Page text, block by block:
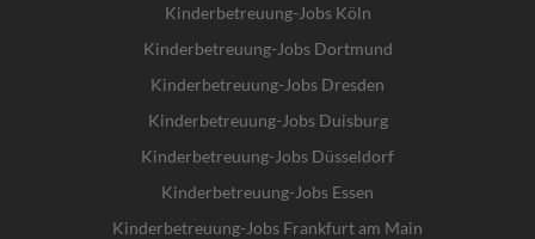
Kinderbetreuung-Jobs Köln
Kinderbetreuung-Jobs Dortmund
Kinderbetreuung-Jobs Dresden
Kinderbetreuung-Jobs Duisburg
Kinderbetreuung-Jobs Düsseldorf
Kinderbetreuung-Jobs Essen
Kinderbetreuung-Jobs Frankfurt am Main